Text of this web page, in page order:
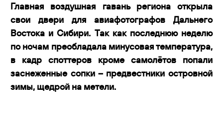
Главная воздушная гавань региона открыла
свои двери для авиафотографов Дальнего
Востока и Сибири. Так как последнюю неделю
по ночам преобладала минусовая температура,
в кадр споттеров кроме самолётов попали
заснеженные сопки – предвестники островной
зимы, щедрой на метели.